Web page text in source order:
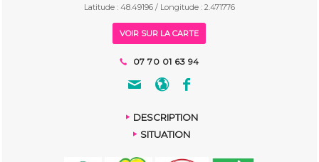
Latitude : 48.49196 / Longitude : 2.471776
VOIR SUR LA CARTE
07 70 01 63 94
DESCRIPTION
SITUATION